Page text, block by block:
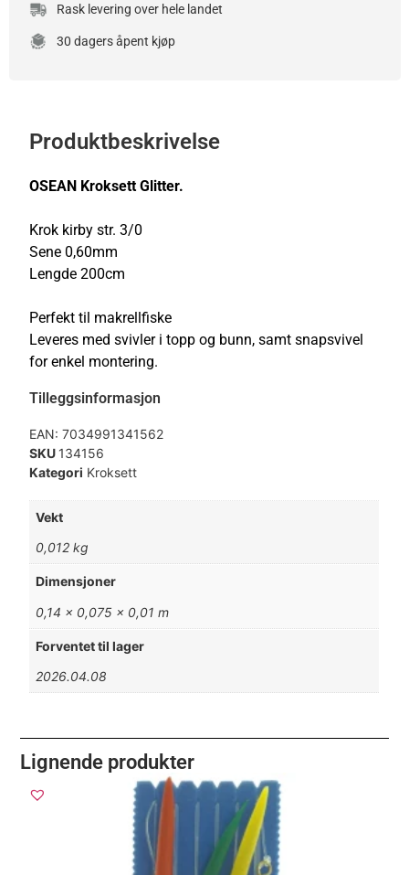
Rask levering over hele landet
30 dagers åpent kjøp
Produktbeskrivelse
OSEAN Kroksett Glitter.
Krok kirby str. 3/0
Sene 0,60mm
Lengde 200cm
Perfekt til makrellfiske
Leveres med svivler i topp og bunn, samt snapsvivel
for enkel montering.
Tilleggsinformasjon
EAN:7034991341562
SKU 134156
Kategori Kroksett
Vekt
0,012 kg
Dimensjoner
0,14 × 0,075 × 0,01 m
Forventet til lager
2026.04.08
Lignende produkter